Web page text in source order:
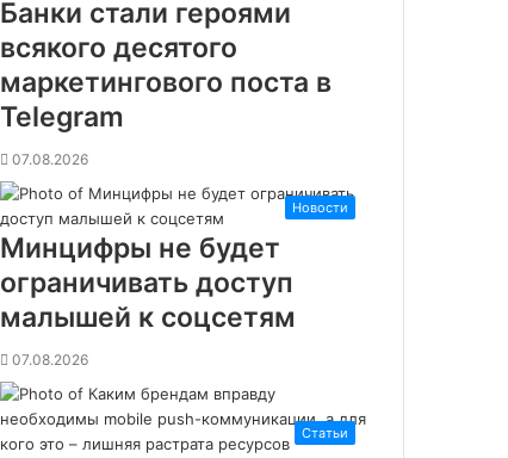
т
и
н
г
а
о
ш
е
л
в
ф
а
у
с
т
а
Банки стали героями
всякого десятого
маркетингового поста в
Telegram
07.08.2026
Новости
Минцифры не будет
ограничивать доступ
малышей к соцсетям
07.08.2026
Статьи